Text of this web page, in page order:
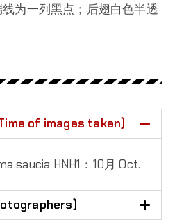
为一列黑点；后翅白色半透
of images taken)
saucia HNH1：10月 Oct.